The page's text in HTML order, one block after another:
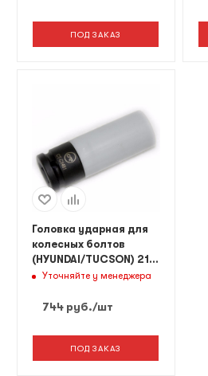
ПОД ЗАКАЗ
Головка ударная для
колесных болтов
(HYUNDAI/TUCSON) 21
ммУточняйте у менеджера
744 руб./шт
ПОД ЗАКАЗ